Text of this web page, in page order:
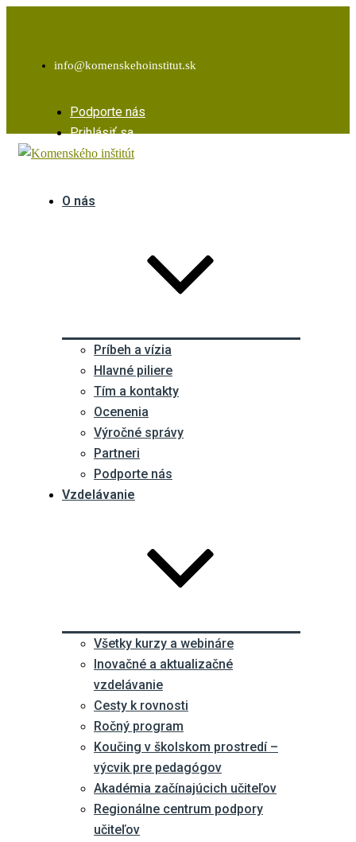
info@komenskehoinstitut.sk
Podporte nás
Prihlásiť sa
O nás
Príbeh a vízia
Hlavné piliere
Tím a kontakty
Ocenenia
Výročné správy
Partneri
Podporte nás
Vzdelávanie
Všetky kurzy a webináre
Inovačné a aktualizačné
vzdelávanie
Cesty k rovnosti
Ročný program
Koučing v školskom prostredí –
výcvik pre pedagógov
Akadémia začínajúcich učiteľov
Regionálne centrum podpory
učiteľov